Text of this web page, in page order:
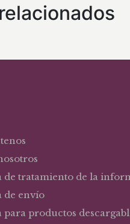
de tratamiento de la
de envío
para productos